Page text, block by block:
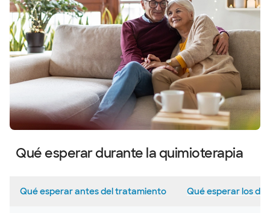
Qué esperar durante la quimioterapia
Qué esperar antes del tratamiento Qué esperar los